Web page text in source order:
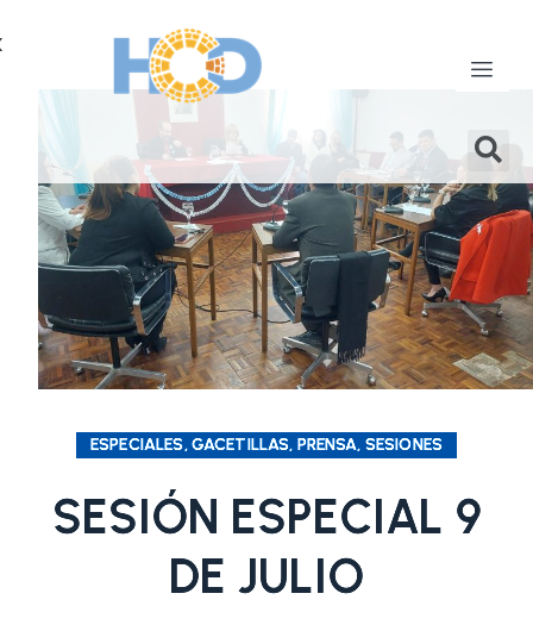
ESPECIALES, GACETILLAS, PRENSA, SESIONES
SESIÓN ESPECIAL 9
DE JULIO